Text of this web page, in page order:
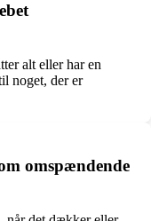
alt eller har en
noget, der er
omspændende